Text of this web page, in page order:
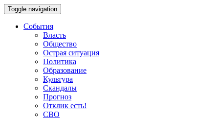
Toggle navigation
События
Власть
Общество
Острая ситуация
Политика
Образование
Культура
Скандалы
Прогноз
Отклик есть!
СВО